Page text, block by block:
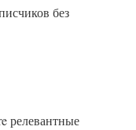
без
релевантные